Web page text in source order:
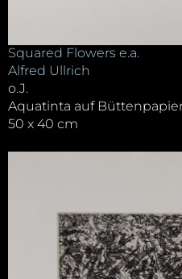
Squared Flowers e.a.
Alfred Ullrich
o.J.
Aquatinta auf
50 x 40 cm